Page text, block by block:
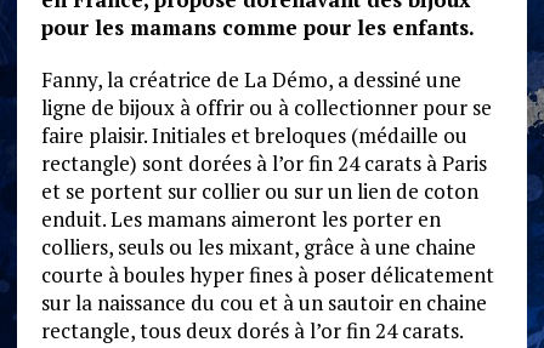
pour les mamans comme pour les enfants.
Fanny, la créatrice de La Démo, a dessiné une
ligne de bijoux à offrir ou à collectionner pour se
faire plaisir. Initiales et breloques (médaille ou
rectangle) sont dorées à l’or fin 24 carats à Paris
et se portent sur collier ou sur un lien de coton
enduit. Les mamans aimeront les porter en
colliers, seuls ou les mixant, grâce à une chaine
courte à boules hyper fines à poser délicatement
sur la naissance du cou et à un sautoir en chaine
rectangle, tous deux dorés à l’or fin 24 carats.